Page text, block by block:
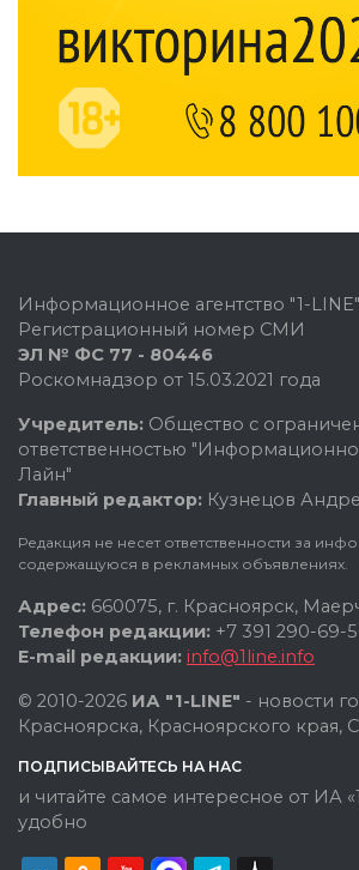
Информационное агентство "1-LINE"
Регистрационный номер СМИ
ЭЛ № ФС 77 - 80446
Роскомнадзор от 15.03.2021 года
Учредитель: Общество с
ответственностью
Лайн"
Главный редактор: Кузнецов
Редакция не несет ответственности за
содержащуюся в рекламных объявлениях.
Адрес: 660075, г. Красноярск,
Телефон редакции: +7 391 290-69-
E-mail редакции: info@1line.info
© 2010-2026 ИА "1-LINE" - новости
Красноярска, Красноярского края,
ПОДПИСЫВАЙТЕСЬ НА НАС
и читайте самое интересное от ИА
удобно